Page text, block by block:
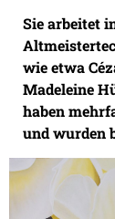
Sie arbeitet
wie etwa
Madeleine
haben
und wurden